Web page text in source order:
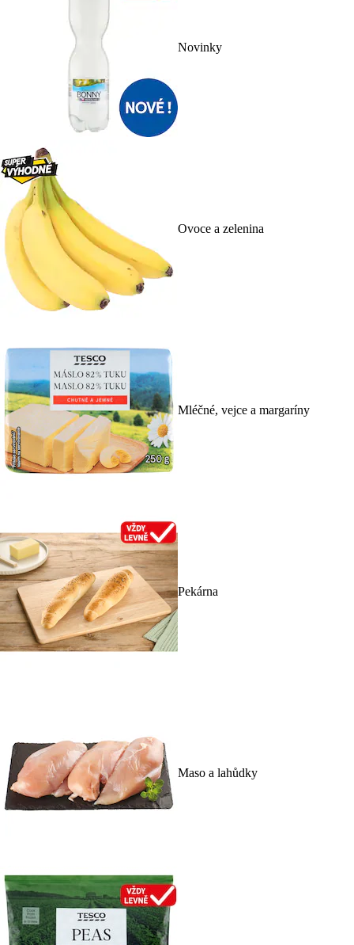
Novinky
Ovoce a zelenina
Mléčné, vejce a margaríny
Pekárna
Maso a lahůdky